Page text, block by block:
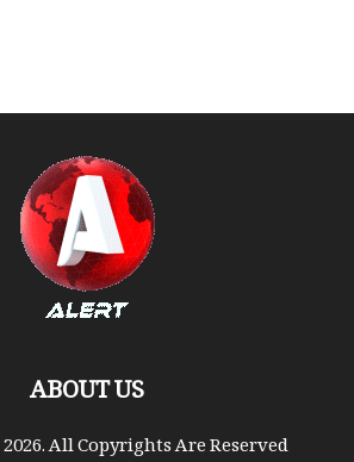
ABOUT US
All Copyrights Are Reserved